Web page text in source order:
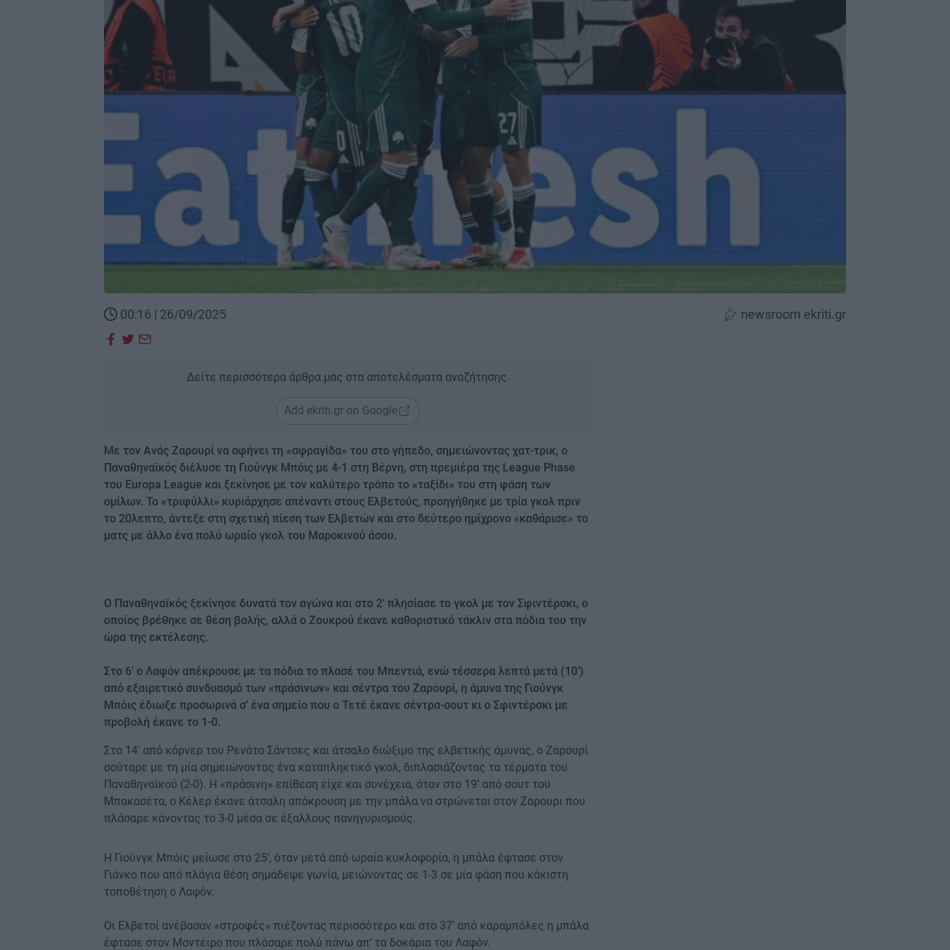
00:16 | 26/09/2025 newsroom ekriti.gr
Δείτε περισσότερα άρθρα μας στα αποτελέσματα αναζήτησης.
Add ekriti.gr on Google
Με τον Ανάς Ζαρουρί να αφήνει τη «σφραγίδα» του στο γήπεδο, σημειώνοντας χατ-τρικ, ο
Παναθηναϊκός διέλυσε τη Γιούνγκ Μπόις με 4-1 στη Βέρνη, στη πρεμιέρα της League Phase
του Europa League και ξεκίνησε με τον καλύτερο τρόπο το «ταξίδι» του στη φάση των
ομίλων. Το «τριφύλλι» κυριάρχησε απέναντι στους Ελβετούς, προηγήθηκε με τρία γκολ πριν
το 20λεπτο, άντεξε στη σχετική πίεση των Ελβετών και στο δεύτερο ημίχρονο «καθάρισε» το
ματς με άλλο ένα πολύ ωραίο γκολ του Μαροκινού άσου.
Ο Παναθηναϊκός ξεκίνησε δυνατά τον αγώνα και στο 2’ πλησίασε το γκολ με τον Σφιντέρσκι, ο
οποίος βρέθηκε σε θέση βολής, αλλά ο Ζουκρού έκανε καθοριστικό τάκλιν στα πόδια του την
ώρα της εκτέλεσης.
Στο 6’ ο Λαφόν απέκρουσε με τα πόδια το πλασέ του Μπεντιά, ενώ τέσσερα λεπτά μετά (10’)
από εξαιρετικό συνδυασμό των «πράσινων» και σέντρα του Ζαρουρί, η άμυνα της Γιούνγκ
Μπόις έδιωξε προσωρινά σ’ ένα σημείο που ο Τετέ έκανε σέντρα-σουτ κι ο Σφιντέρσκι με
προβολή έκανε το 1-0.
Στο 14’ από κόρνερ του Ρενάτο Σάντσες και άτσαλο διώξιμο της ελβετικής άμυνας, ο Ζαρουρί
σούταρε με τη μία σημειώνοντας ένα καταπληκτικό γκολ, διπλασιάζοντας τα τέρματα του
Παναθηναϊκού (2-0). Η «πράσινη» επίθεση είχε και συνέχεια, όταν στο 19’ από σουτ του
Μπακασέτα, ο Κέλερ έκανε άτσαλη απόκρουση με την μπάλα να στρώνεται στον Ζαρουρι που
πλάσαρε κάνοντας το 3-0 μέσα σε έξαλλους πανηγυρισμούς.
Η Γιούνγκ Μπόις μείωσε στο 25’, όταν μετά από ωραία κυκλοφορία, η μπάλα έφτασε στον
Γιάνκο που από πλάγια θέση σημάδεψε γωνία, μειώνοντας σε 1-3 σε μία φάση που κάκιστη
τοποθέτηση ο Λαφόν.
Οι Ελβετοί ανέβασαν «στροφές» πιέζοντας περισσότερο και στο 37’ από καραμπόλες η μπάλα
έφτασε στον Μοντέιρο που πλάσαρε πολύ πάνω απ’ τα δοκάρια του Λαφόν.